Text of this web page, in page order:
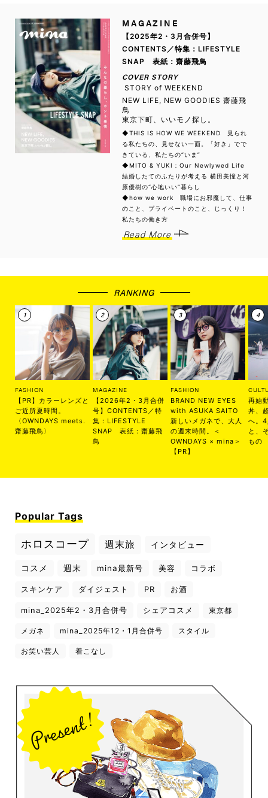
MAGAZINE
【2025年2・3月合併号】
CONTENTS／特集：LIFESTYLE
SNAP 表紙：齋藤飛鳥
COVER STORY
STORY of WEEKEND
NEW LIFE, NEW GOODIES 齋藤飛
鳥
東京下町、いいモノ探し。
◆THIS IS HOW WE WEEKEND 見られ
る私たちの、見せない一面。「好き」でで
きている、私たちの“いま”
◆MITO & YUKI：Our Newlywed Life
結婚したてのふたりが考える 横田美憧と河
原優樹の“心地いい”暮らし
◆how we work 職場にお邪魔して、仕事
のこと、プライベートのこと、じっくり！
私たちの働き方
Read More
RANKING
FASHION
【PR】カラーレンズと
ご近所夏時間。
〈OWNDAYS meets.
齋藤飛鳥〉
MAGAZINE
【2026年2・3月合併
号】CONTENTS／特
集：LIFESTYLE
SNAP 表紙：齋藤飛
鳥
FASHION
BRAND NEW EYES
with ASUKA SAITO
新しいメガネで、大人
の週末時間。＜
OWNDAYS × mina＞
【PR】
再始
丼、
へ。
と、
もの
Popular Tags
ホロスコープ 週末旅 インタビュー
コスメ 週末 mina最新号 美容 コラボ
スキンケア ダイジェスト PR お酒
mina_2025年2・3月合併号 シェアコスメ 東京都
メガネ mina_2025年12・1月合併号 スタイル
お笑い芸人 着こなし